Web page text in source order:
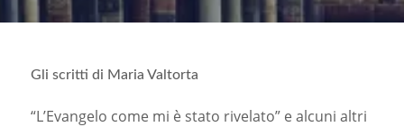
Gli scritti di Maria Valtorta
“L’Evangelo come mi è stato rivelato” e alcuni altri